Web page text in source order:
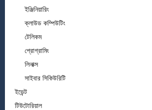
ইঞ্জিনিয়ারিং
ক্লাউড কম্পিউটিং
টেলিকম
প্রোগ্রামিং
লিনাক্স
সাইবার সিকিউরিটি
ইভেন্ট
টিউটোরিয়াল